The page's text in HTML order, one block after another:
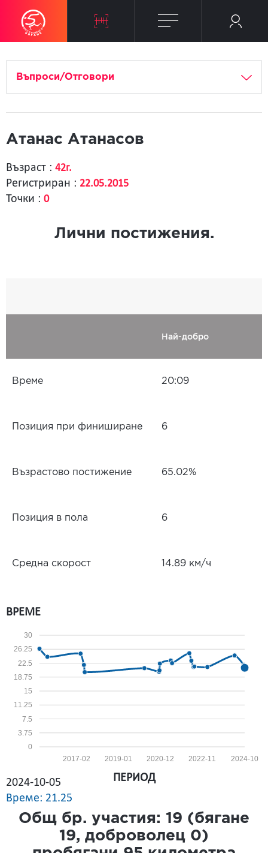
Въпроси/Отговори
Атанас Атанасов
Възраст : 42г.
Регистриран : 22.05.2015
Точки : 0
Лични постижения.
Най-добро
Време 20:09
Позиция при финиширане 6
Възрастово постижение 65.02%
Позиция в пола 6
Средна скорост 14.89 км/ч
ВРЕМЕ
0
3.75
7.5
11.25
15
18.75
22.5
26.25
30
2024-10
2022-11
2020-12
2019-01
2017-02
2024-10-05
Време: 21.25
ПЕРИОД
Общ бр. участия: 19 (бягане
19, доброволец 0)